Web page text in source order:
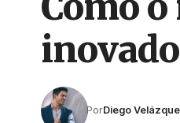
PorDiego